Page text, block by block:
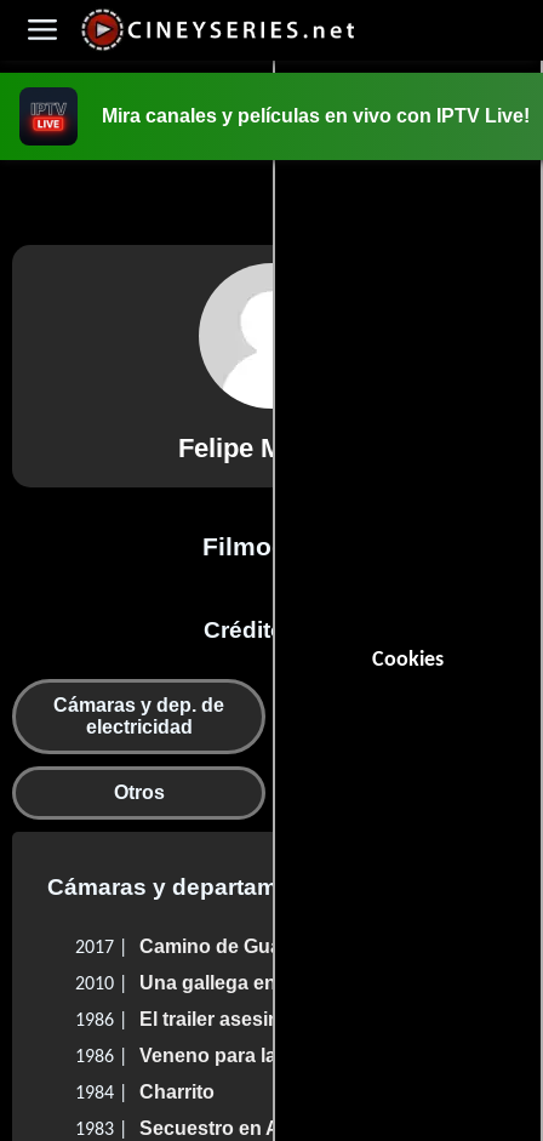
Cookies
Mira canales y películas en vivo con IPTV Live!
Felipe Mariscal
Filmografía
Créditos en:
Cámaras y dep. de
electricidad
Otros
Cámaras y departamento de electricidad
2017 | Camino de Guanajuato
2010 | Una gallega en La Habana
1986 | El trailer asesino
1986 | Veneno para las hadas
1984 | Charrito
1983 | Secuestro en Acapulco